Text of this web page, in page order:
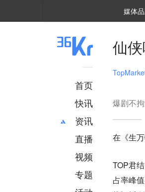
媒体
首页
快讯
资讯
推荐
财经
项目推荐
直播
视频
专题
仙
爆剧不
在《生
TOP君
占率峰